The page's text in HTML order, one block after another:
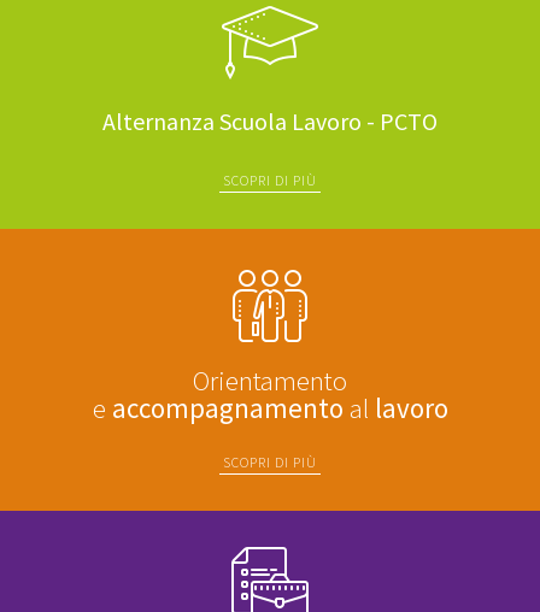
Alternanza Scuola Lavoro - PCTO
SCOPRI DI PIÙ
Orientamento
e accompagnamento al lavoro
SCOPRI DI PIÙ